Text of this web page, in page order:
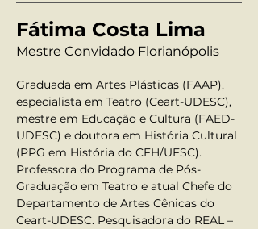
Fátima Costa Lima
Mestre Convidado Florianópolis
Graduada em Artes Plásticas (FAAP),
especialista em Teatro (Ceart-UDESC),
mestre em Educação e Cultura (FAED-
UDESC) e doutora em História Cultural
(PPG em História do CFH/UFSC).
Professora do Programa de Pós-
Graduação em Teatro e atual Chefe do
Departamento de Artes Cênicas do
Ceart-UDESC. Pesquisadora do REAL –